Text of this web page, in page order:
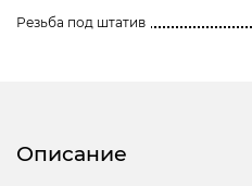
Резьба под штатив
Описание